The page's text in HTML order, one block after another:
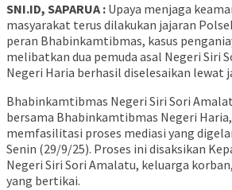
SNI.ID, SAPARUA : Upaya menjaga
masyarakat terus dilakukan jajaran
peran Bhabinkamtibmas, kasus
melibatkan dua pemuda asal Negeri Siri
Negeri Haria berhasil diselesaikan lewat
Bhabinkamtibmas Negeri Siri Sori
bersama Bhabinkamtibmas Negeri
memfasilitasi proses mediasi yang
Senin (29/9/25). Proses ini disaksikan
Negeri Siri Sori Amalatu, keluarga
yang bertikai.